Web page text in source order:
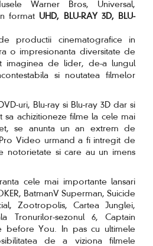
Warner Bros, Universal,
format UHD, BLU-RAY 3D, BLU-
productii cinematografice in
o impresionanta diversitate de
imaginea de lider, de-a lungul
si noutatea filmelor
uri, Blu-ray si Blu-ray 3D dar si
sa achizitioneze filme la cele mai
se anunta un an extrem de
Video urmand a fi intregit de
notorietate si care au un imens
cele mai importante lansari
BatmanV Superman, Suicide
Zootropolis, Cartea Junglei,
Tronurilor-sezonul 6, Captain
before You. In pas cu ultimele
de a viziona filmele